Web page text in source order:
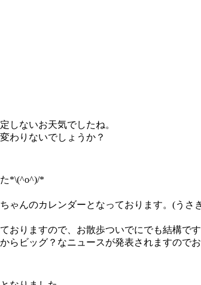
しないお天気でしたね。
わりないでしょうか？
*\(^o^)/*
ゃんのカレンダーとなっております。(う
おりますので、お散歩ついでにでも結構で
らビッグ？なニュースが発表されますので